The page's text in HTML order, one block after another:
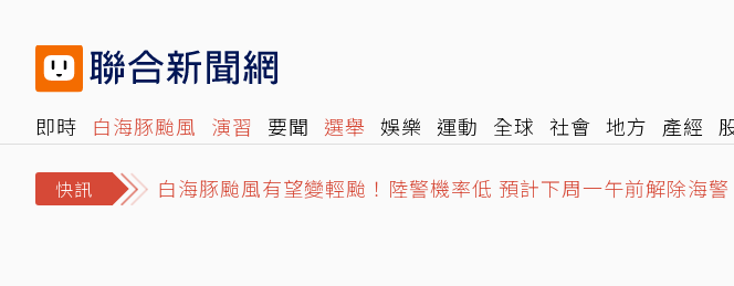
即時 白海豚颱風 演習 要聞 選舉 娛樂 運動 全球 社會 地方 產經
快訊 白海豚颱風有望變輕颱！陸警機率低 預計下周一午前解除海警